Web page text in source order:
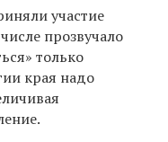
участие
прозвучало
только
края надо